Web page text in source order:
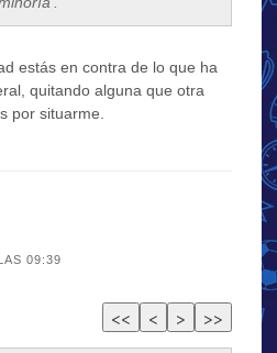
estás en contra de lo que ha
quitando alguna que otra
por situarme.
09:39